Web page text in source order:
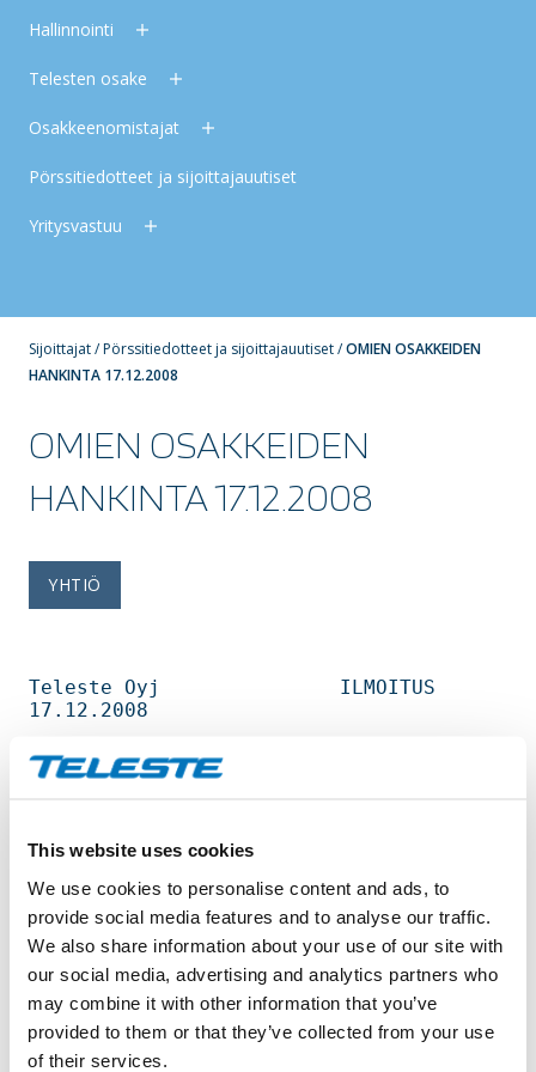
This website uses cookies
We use cookies to personalise content and ads, to
provide social media features and to analyse our traffic.
We also share information about your use of our site with
our social media, advertising and analytics partners who
may combine it with other information that you’ve
provided to them or that they’ve collected from your use
of their services.
Hallinnointi
Telesten osake
Osakkeenomistajat
Pörssitiedotteet ja sijoittajauutiset
Yritysvastuu
Sijoittajat/Pörssitiedotteet ja sijoittajauutiset/OMIEN OSAKKEIDEN
HANKINTA 17.12.2008
OMIEN OSAKKEIDEN
HANKINTA 17.12.2008
YHTIÖ
Teleste Oyj               ILMOITUS
17.12.2008
Helsingin Pörssi
Päivämäärä
17.12.2008
Pörssikauppa
OSTO
Osakelaji
TLT1V
Osakemäärä
4 500       osaketta